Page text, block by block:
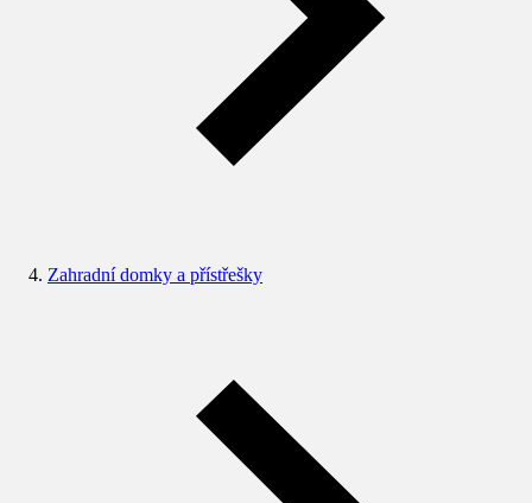
Zahradní domky a přístřešky